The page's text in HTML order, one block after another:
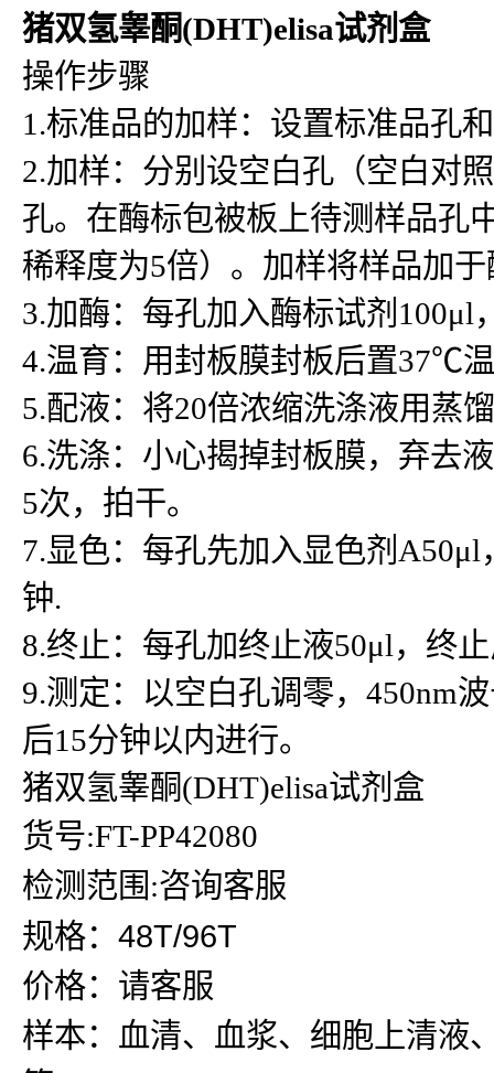
猪双氢睾酮(DHT)elisa试剂盒
操作步骤
1.标准品的加样：设置标准品孔
2.加样：分别设空白孔（空白对
孔。在酶标包被板上待测样品孔
稀释度为5倍）。加样将样品加
3.加酶：每孔加入酶标试剂100μl
4.温育：用封板膜封板后置37℃
5.配液：将20倍浓缩洗涤液用蒸
6.洗涤：小心揭掉封板膜，弃去
5次，拍干。
7.显色：每孔先加入显色剂
钟.
8.终止：每孔加终止液50μl，终
9.测定：以空白孔调零，450nm
后15分钟以内进行。
猪双氢睾酮(DHT)elisa试剂盒
货号:FT-PP42080
检测范围:咨询客服
规格：48T/96T
价格：请客服
样本：血清、血浆、细胞上清液